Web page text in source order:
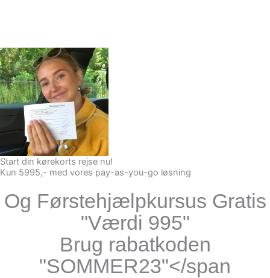
Start din kørekorts rejse nu!
Kun 5995,- med vores pay-as-you-go løsning
Og Førstehjælpkursus Gratis
"Værdi 995"
Brug rabatkoden
"SOMMER23"</span